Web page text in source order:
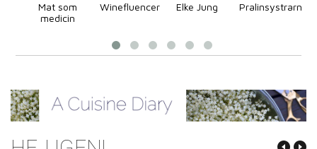
Mat som
medicin
Winefluencer Elke Jung
Pralinsystrarna